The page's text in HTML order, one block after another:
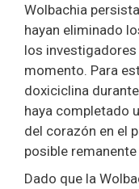
Wolbachia
hayan eliminado
los
momento. Para
doxiciclina
haya completado
del corazón en el
posible
Dado que la